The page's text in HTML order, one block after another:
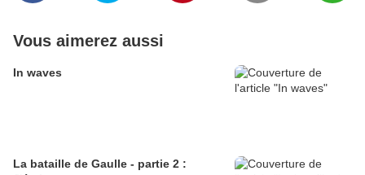
Vous aimerez aussi
In waves
La bataille de Gaulle - partie 2 :